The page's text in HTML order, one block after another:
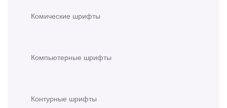
Комические шрифты
Компьютерные шрифты
Контурные шрифты